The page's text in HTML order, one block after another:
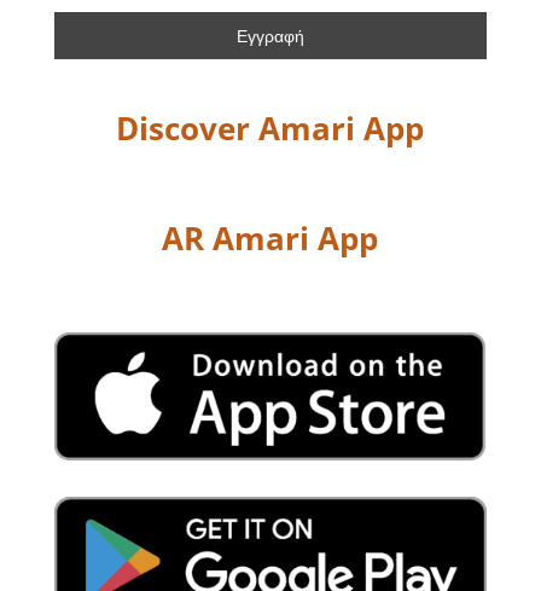
Discover Amari App
AR Amari App